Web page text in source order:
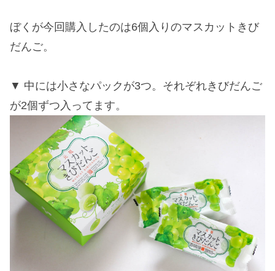
ぼくが今回購入したのは6個入りのマスカットきび
だんご。
中には小さなパックが3つ。それぞれきびだんご
が2個ずつ入ってます。